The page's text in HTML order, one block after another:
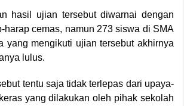
hasil ujian tersebut diwarnai dengan
harap cemas, namun 273 siswa di SMA
yang mengikuti ujian tersebut akhirnya
lulus.
tentu saja tidak terlepas dari upaya-
yang dilakukan oleh pihak sekolah